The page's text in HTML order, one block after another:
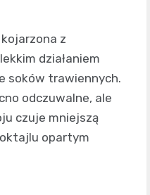
z
działaniem
soków trawiennych.
odczuwalne, ale
czuje mniejszą
opartym